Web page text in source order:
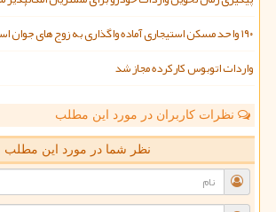
۱۹۰ واحد مسکن استیجاری آماده واگذاری به زوج های جوان است
واردات اتوبوس کارکرده مجاز شد
نظرات کاربران در مورد این مطلب
نظر شما در مورد این مطلب